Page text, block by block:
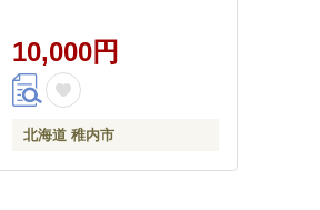
10,000円
北海道 稚内市